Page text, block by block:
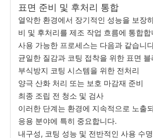
표면 준비 및 후처리 통합
열악한 환경에서 장기적인 성능을 보장
비 및 후처리를 제조 작업 흐름에 통합합
사용 가능한 프로세스는 다음과 같습니
균일한 질감과 코팅 접착을 위한 표면 블
부식방지 코팅 시스템을 위한 전처리
양극 산화 처리 또는 보호 마감재 준비
최종 조립 전 청소 및 검사
이러한 단계는 환경에 지속적으로 노출
응용 분야에 특히 중요합니다.
내구성, 코팅 성능 및 전반적인 사용 수